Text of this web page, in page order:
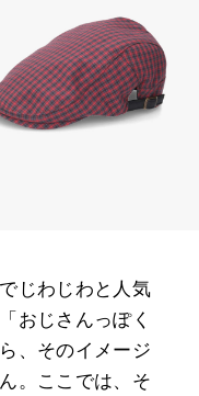
じわじわと人気
おじさんっぽく
、そのイメージ
。ここでは、そ